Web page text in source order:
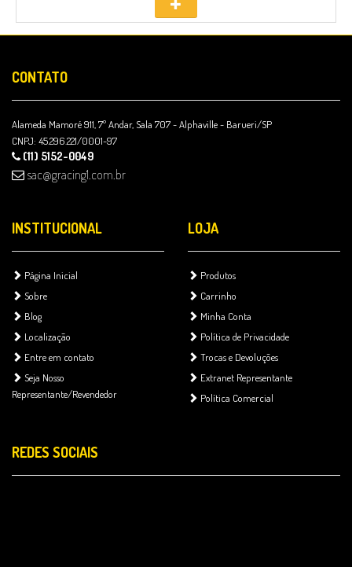
CONTATO
Alameda Mamoré 911, 7º Andar, Sala 707 - Alphaville - Barueri/SP
CNPJ: 45.296.221/0001-97
(11) 5152-0049
sac@gracing1.com.br
INSTITUCIONAL
Página Inicial
Sobre
Blog
Localização
Entre em contato
Seja Nosso
Representante/Revendedor
LOJA
Produtos
Carrinho
Minha Conta
Política de Privacidade
Trocas e Devoluções
Extranet Representante
Política Comercial
REDES SOCIAIS